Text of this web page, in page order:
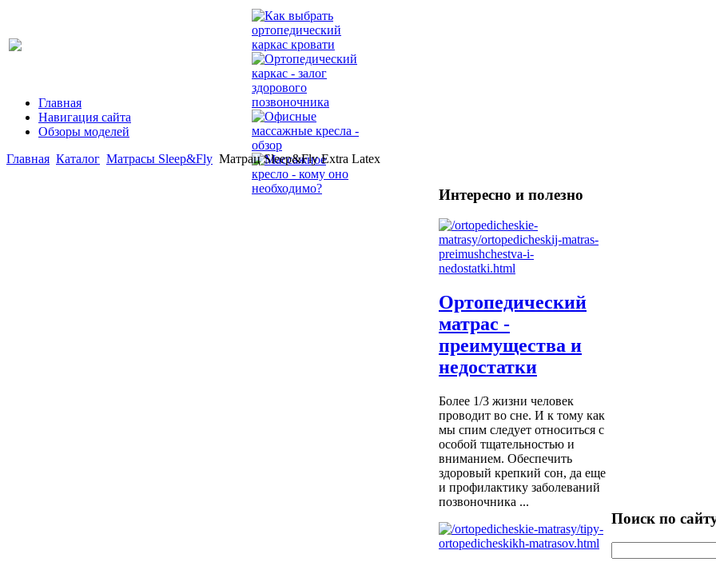
Главная
Навигация сайта
Обзоры моделей
Главная Каталог Матрасы Sleep&Fly Матрац Sleep&Fly Extra Latex
Интересно и полезно
Ортопедический
матрас -
преимущества и
недостатки
Более 1/3 жизни человек
проводит во сне. И к тому как
мы спим следует относиться с
особой тщательностью и
вниманием. Обеспечить
здоровый крепкий сон, да еще
и профилактику заболеваний
позвоночника ...
Поиск по